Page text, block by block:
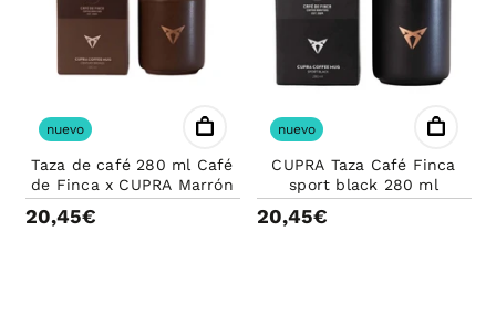
Taza de café 280 ml Café
de Finca x CUPRA Marrón
20,45€
nuevo
CUPRA Taza Café Finca
sport black 280 ml
20,45€
nuevo